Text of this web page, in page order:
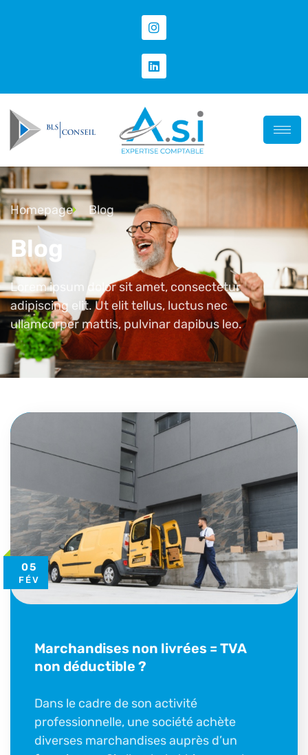
Homepage Blog
Blog
Lorem ipsum dolor sit amet, consectetur
adipiscing elit. Ut elit tellus, luctus nec
ullamcorper mattis, pulvinar dapibus leo.
05
FÉV
Marchandises non livrées = TVA
non déductible ?
Dans le cadre de son activité
professionnelle, une société achète
diverses marchandises auprès d’un